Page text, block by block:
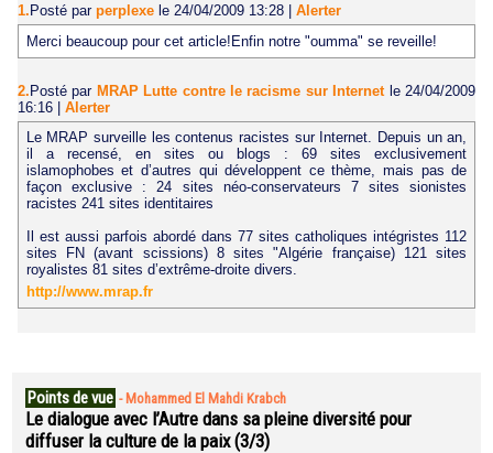
1. Posté par perplexe le 24/04/2009 13:28
Alerter
Merci beaucoup pour cet article!Enfin notre "oumma" se reveille!
2.Posté par MRAP Lutte contre le racisme sur Internet le 24/04/2009
16:16 | Alerter
Le MRAP surveille les contenus racistes sur Internet. Depuis un an,
il a recensé, en sites ou blogs : 69 sites exclusivement
islamophobes et d’autres qui développent ce thème, mais pas de
façon exclusive : 24 sites néo-conservateurs 7 sites sionistes
racistes 241 sites identitaires
Il est aussi parfois abordé dans 77 sites catholiques intégristes 112
sites FN (avant scissions) 8 sites "Algérie française) 121 sites
royalistes 81 sites d’extrême-droite divers.
http://www.mrap.fr
Points de vue - Mohammed El Mahdi Krabch
Le dialogue avec l’Autre dans sa pleine diversité pour
diffuser la culture de la paix (3/3)